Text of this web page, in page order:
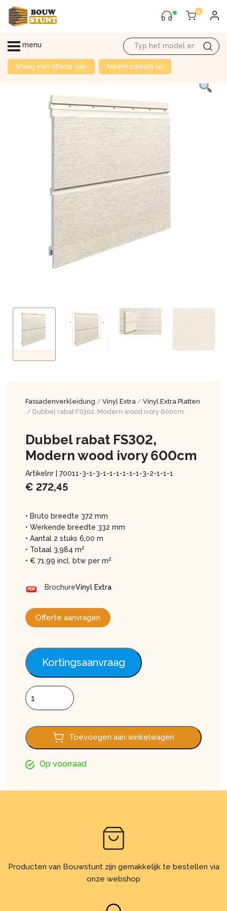
0
menu
Vraag een offerte aan Neem contact op
Fassadenverkleidung / Vinyl Extra / Vinyl Extra Platten
/ Dubbel rabat FS302, Modern wood ivory 600cm
Dubbel rabat FS302,
Modern wood ivory 600cm
Artikelnr | 70011-3-1-3-1-1-1-1-1-1-3-2-1-1-1
€ 272,45
• Bruto breedte 372 mm
• Werkende breedte 332 mm
• Aantal 2 stuks 6,00 m
• Totaal 3,984 m2
• € 71,99 incl. btw per m2
BrochureVinyl Extra
Offerte aanvragen
Kortingsaanvraag
Dubbel rabat FS302, Modern wood ivory 600cm aantal
Toevoegen aan winkelwagen
Op voorraad
Producten van Bouwstunt zijn gemakkelijk te bestellen via
onze webshop